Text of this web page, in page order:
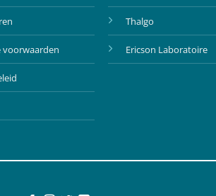
voorwaarden
Thalgo
Ericson Laboratoire